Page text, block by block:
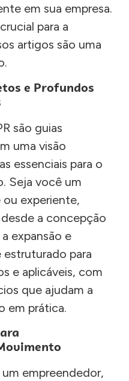
em sua empresa.
para a
artigos são uma
e Profundos
são guias
uma visão
essenciais para o
Seja você um
experiente,
a concepção
expansão e
estruturado para
e aplicáveis, com
que ajudam a
em prática.
empreendedor,